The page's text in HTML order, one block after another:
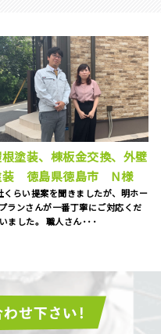
塗装工事 徳島県阿波
S様
の外壁の劣化が気になり、塗装を
いしました。 お見積りに来られた